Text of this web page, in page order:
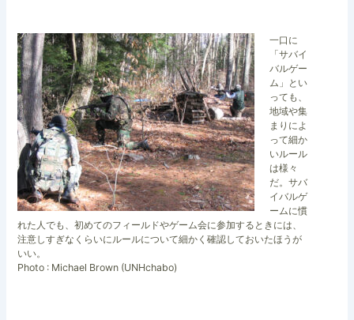
一口に
「サバイ
バルゲー
ム」とい
っても、
地域や集
まりによ
って細か
いルール
は様々
だ。サバ
イバルゲ
ームに慣
れた人でも、初めてのフィールドやゲーム会に参加するときには、
注意しすぎなくらいにルールについて細かく確認しておいたほうが
いい。
Photo : Michael Brown (UNHchabo)